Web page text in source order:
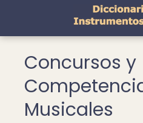
Concursos y
Musicales